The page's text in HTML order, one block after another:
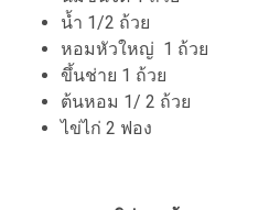
น้ำ 1/2 ถ้วย
หอมหัวใหญ่ 1 ถ้วย
ขึ้นช่าย 1 ถ้วย
ต้นหอม 1/ 2 ถ้วย
ไข่ไก่ 2 ฟอง